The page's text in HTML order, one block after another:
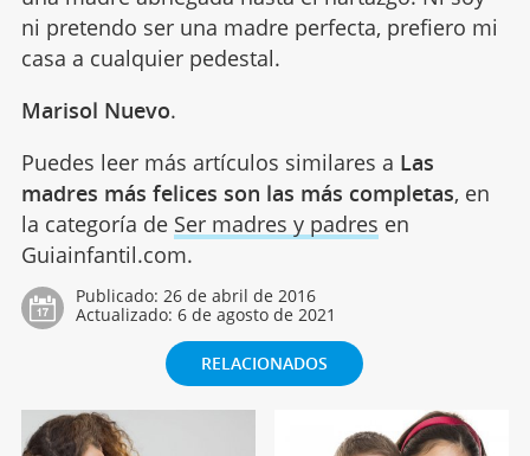
ni pretendo ser una madre perfecta, prefiero mi
casa a cualquier pedestal.
Marisol Nuevo.
Puedes leer más artículos similares a Las
madres más felices son las más completas, en
la categoría de Ser madres y padres en
Guiainfantil.com.
Publicado: 26 de abril de 2016
Actualizado: 6 de agosto de 2021
RELACIONADOS